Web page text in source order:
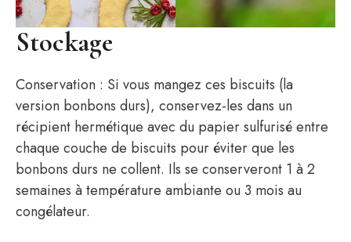
Stockage
Conservation : Si vous mangez ces biscuits (la
version bonbons durs), conservez-les dans un
récipient hermétique avec du papier sulfurisé entre
chaque couche de biscuits pour éviter que les
bonbons durs ne collent. Ils se conserveront 1 à 2
semaines à température ambiante ou 3 mois au
congélateur.